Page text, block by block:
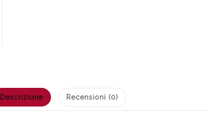
Descrizione Recensioni (0)